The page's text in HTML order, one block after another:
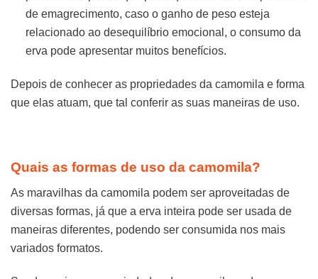
de emagrecimento, caso o ganho de peso esteja
relacionado ao desequilíbrio emocional, o consumo da
erva pode apresentar muitos benefícios.
Depois de conhecer as propriedades da camomila e forma
que elas atuam, que tal conferir as suas maneiras de uso.
Quais as formas de uso da camomila?
As maravilhas da camomila podem ser aproveitadas de
diversas formas, já que a erva inteira pode ser usada de
maneiras diferentes, podendo ser consumida nos mais
variados formatos.